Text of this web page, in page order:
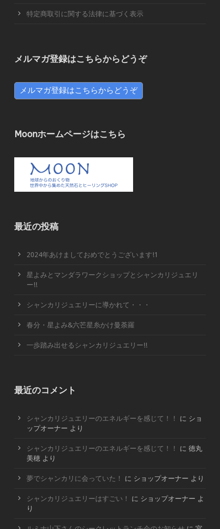
特定商取引に関する法律に基づく表示
メルマガ登録はこちらからどうぞ
メルマガ登録はこちらからどうぞ
Moonホームページはこちら
最近の投稿
2024年あけましておめでとうございます!1
星よみとマンダラワークショップとシャンカリジュエリ
ー!!
シャンカリジュエリーに導かれて・・・
春分・星よみ&六芒星糸かけ曼荼羅
一歩踏み出せるシャンカリジュエリー!!
最近のコメント
シャンカリジュエリーのエネルギーを感じて！！ に ショ
ップオーナー より
シャンカリジュエリーのエネルギーを感じて！！ に 徳丸
美穂 より
夢でシャンカリに会っていた！ に ショップオーナー より
シャンカリジュエリーはすごい！ に ショップオーナー よ
り